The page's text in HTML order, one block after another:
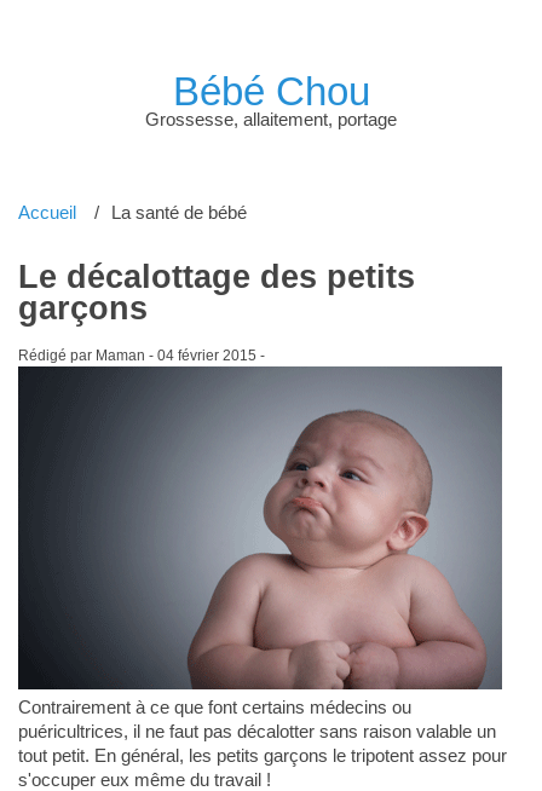
Bébé Chou
Grossesse, allaitement, portage
Accueil La santé de bébé
Le décalottage des petits
garçons
Rédigé par Maman - 04 février 2015 -
Contrairement à ce que font certains médecins ou
puéricultrices, il ne faut pas décalotter sans raison valable un
tout petit. En général, les petits garçons le tripotent assez pour
s'occuper eux même du travail !